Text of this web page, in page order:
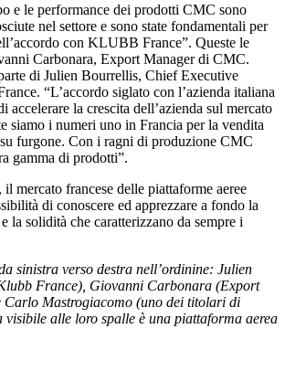
e le performance dei prodotti CMC sono
nel settore e sono state fondamentali per
con KLUBB France”. Queste le
Carbonara, Export Manager di CMC.
di Julien Bourrellis, Chief Executive
“L’accordo siglato con l’azienda italiana
accelerare la crescita dell’azienda sul mercato
siamo i numeri uno in Francia per la vendita
furgone. Con i ragni di produzione CMC
gamma di prodotti”.
mercato francese delle piattaforme aeree
di conoscere ed apprezzare a fondo la
la solidità che caratterizzano da sempre i
sinistra verso destra nell’ordinine: Julien
France), Giovanni Carbonara (Export
Carlo Mastrogiacomo (uno dei titolari di
alle loro spalle è una piattaforma aerea